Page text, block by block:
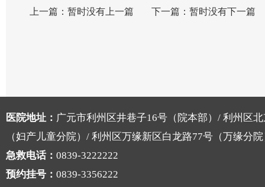
上一篇： 暂时没有上一篇 下一篇： 暂时没有下一篇
医院地址： 广元市利州区井巷子16号（院本部）/ 利州区
（妇产儿童分院）/ 利州区万缘新区白龙路77号（万缘分
急救电话： 0839-3222222
预约挂号： 0839-3356222